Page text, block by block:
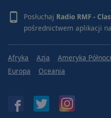
Posłuchaj Radio RMF -
pośrednictwem aplikacji na
Afryka Azja Ameryka
Europa
Oceania